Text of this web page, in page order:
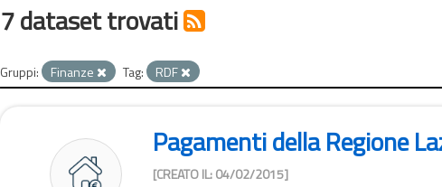
7 dataset trovati
Gruppi: Finanze Tag: RDF
Pagamenti della Regione
[CREATO IL: 04/02/2015]